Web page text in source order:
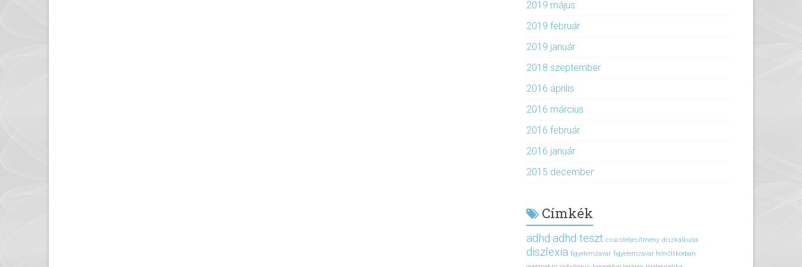
2019 május
2019 február
2019 január
2018 szeptember
2016 április
2016 március
2016 február
2016 január
2015 december
Címkék
adhd adhd teszt csúcsteljesítmény diszkalkulia
diszlexia figyelemzavar figyelemzavar felnőttkorban